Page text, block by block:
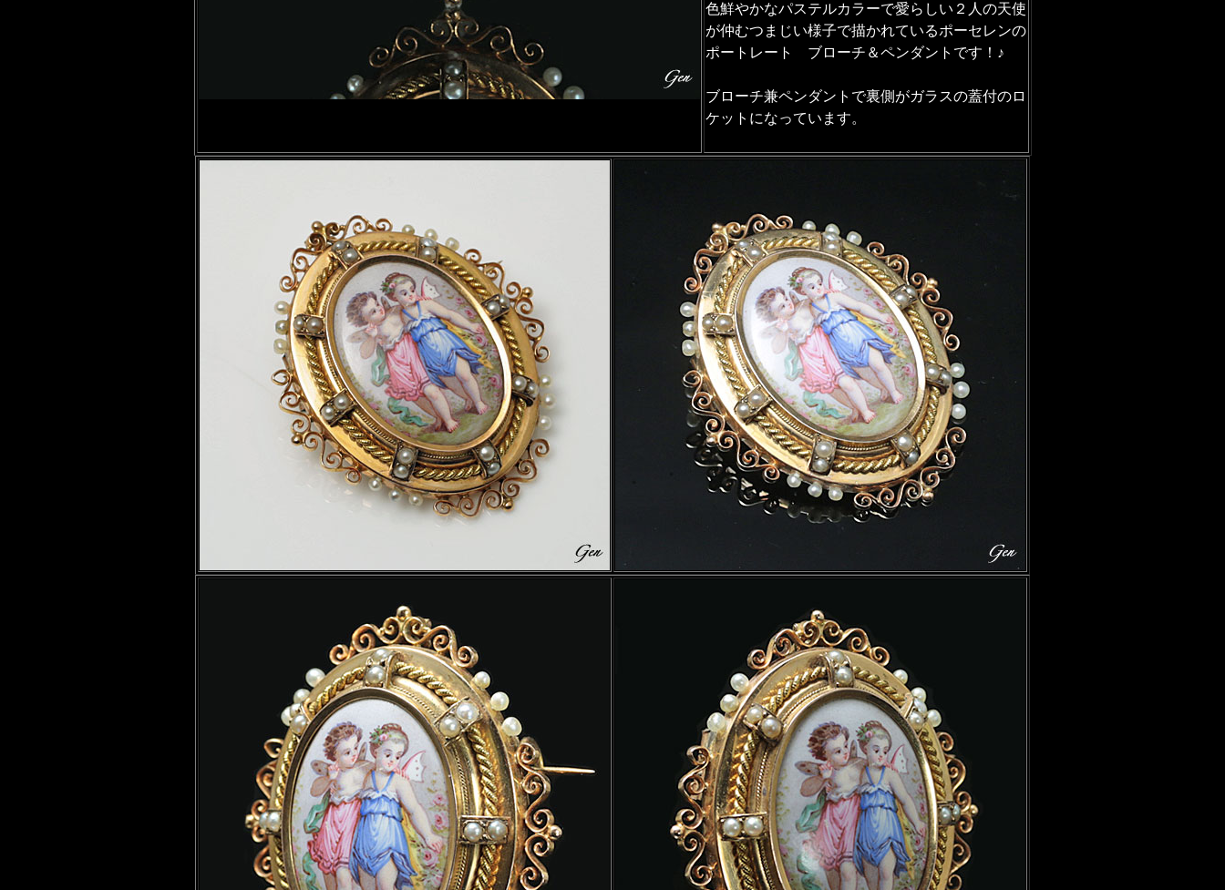
色鮮やかなパステルカラーで愛らしい２人の天使
が仲むつまじい様子で描かれているポーセレンの
ポートレート ブローチ＆ペンダントです！♪
ブローチ兼ペンダントで裏側がガラスの蓋付のロ
ケットになっています。